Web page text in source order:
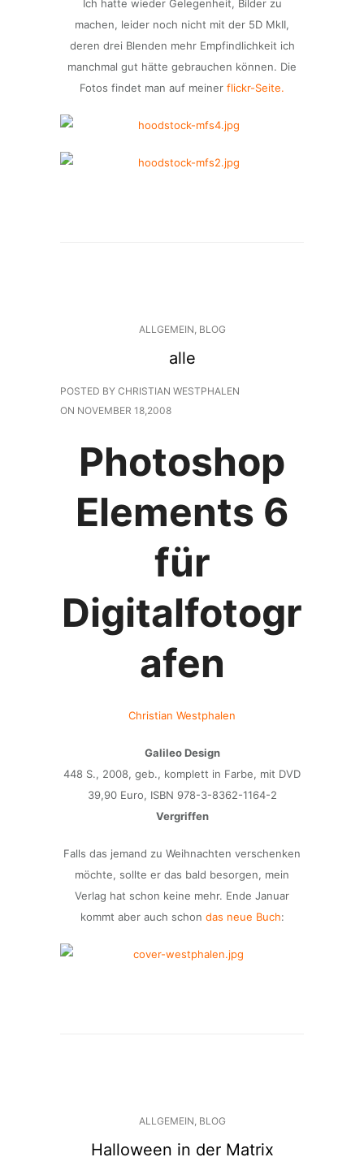
Ich hatte wieder Gelegenheit, Bilder zu
machen, leider noch nicht mit der 5D MkII,
deren drei Blenden mehr Empfindlichkeit ich
manchmal gut hätte gebrauchen können. Die
Fotos findet man auf meiner flickr-Seite.
ALLGEMEIN, BLOG
alle
POSTED BY CHRISTIAN WESTPHALEN
ON NOVEMBER 18,2008
Photoshop
Elements 6
für
Digitalfotogr
afen
Christian Westphalen
Galileo Design
448 S., 2008, geb., komplett in Farbe, mit DVD
39,90 Euro, ISBN 978-3-8362-1164-2
Vergriffen
Falls das jemand zu Weihnachten verschenken
möchte, sollte er das bald besorgen, mein
Verlag hat schon keine mehr. Ende Januar
kommt aber auch schon das neue Buch:
ALLGEMEIN, BLOG
Halloween in der Matrix